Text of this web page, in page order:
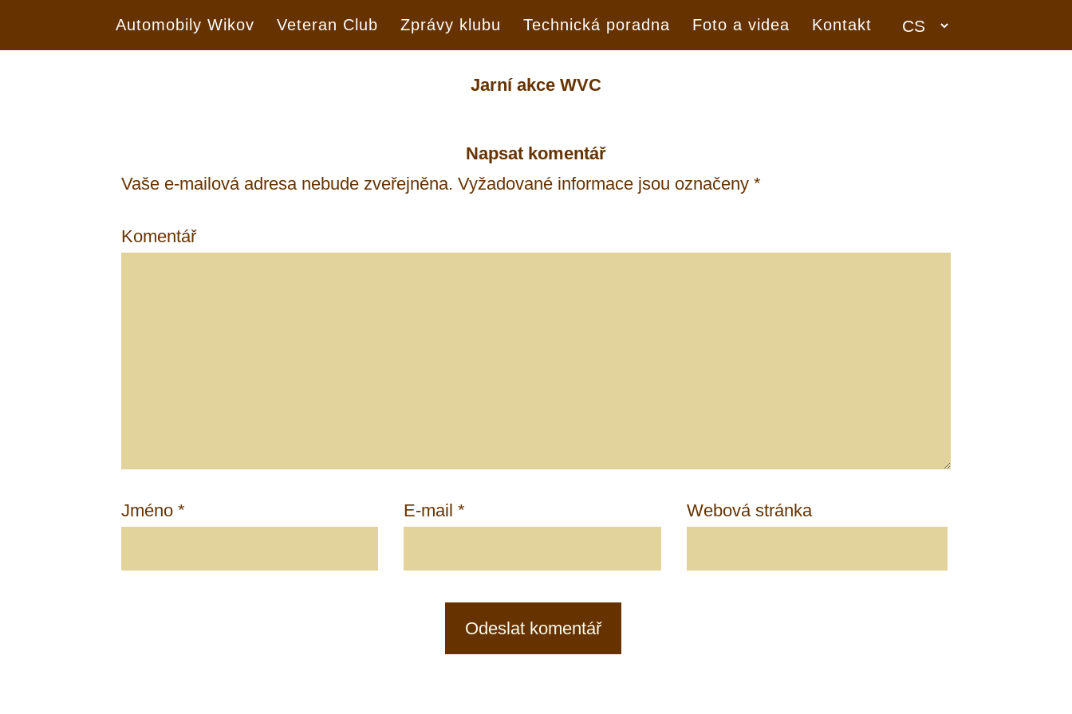
Automobily Wikov Veteran Club Zprávy klubu Technická poradna Foto a videa Kontakt
Jarní akce WVC
Napsat komentář
Vaše e-mailová adresa nebude zveřejněna. Vyžadované informace jsou označeny *
Komentář
Jméno * E-mail* Webová stránka